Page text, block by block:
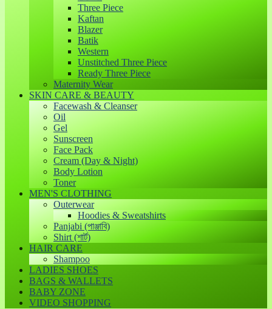
Three Piece
Kaftan
Blazer
Batik
Western
Unstitched Three Piece
Ready Three Piece
Maternity Wear
SKIN CARE & BEAUTY
Facewash & Cleanser
Oil
Gel
Sunscreen
Face Pack
Cream (Day & Night)
Body Lotion
Toner
MEN'S CLOTHING
Outerwear
Hoodies & Sweatshirts
Panjabi (পাঞ্জাবি)
Shirt (শার্ট)
HAIR CARE
Shampoo
LADIES SHOES
BAGS & WALLETS
BABY ZONE
VIDEO SHOPPING